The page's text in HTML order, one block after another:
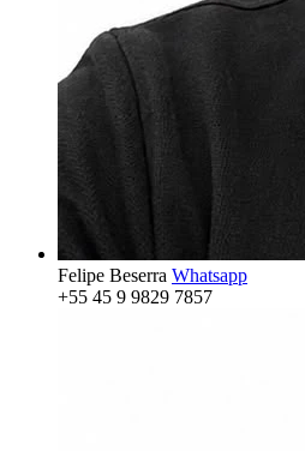
Felipe Beserra Whatsapp
+55 45 9 9829 7857